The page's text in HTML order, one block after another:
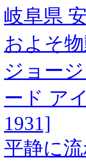
岐阜県
およそ
ジョー
ード ア
1931]
平静に